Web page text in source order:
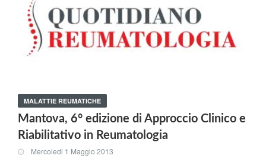
MALATTIE REUMATICHE
Mantova, 6° edizione di Approccio Clinico e
Riabilitativo in Reumatologia
Mercoledi 1 Maggio 2013